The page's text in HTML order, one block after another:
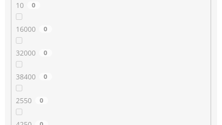
10 0
16000 0
32000 0
38400 0
2550 0